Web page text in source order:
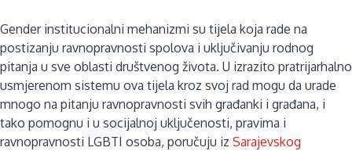
Gender institucionalni mehanizmi su tijela koja rade na
postizanju ravnopravnosti spolova i uključivanju rodnog
pitanja u sve oblasti društvenog života. U izrazito pratrijarhalno
usmjerenom sistemu ova tijela kroz svoj rad mogu da urade
mnogo na pitanju ravnopravnosti svih građanki i građana, i
tako pomognu i u socijalnoj uključenosti, pravima i
ravnopravnosti LGBTI osoba, poručuju iz Sarajevskog